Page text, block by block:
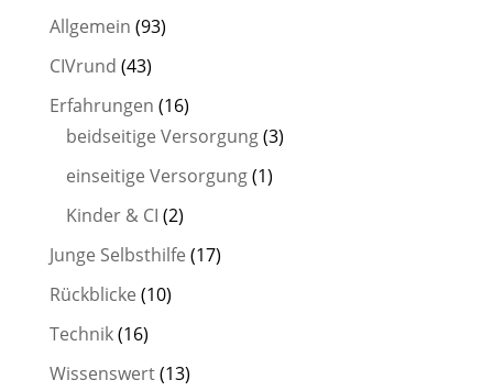
Allgemein (93)
CIVrund (43)
Erfahrungen (16)
beidseitige Versorgung(3)
einseitige Versorgung(1)
Kinder & CI (2)
Junge Selbsthilfe (17)
Rückblicke (10)
Technik(16)
Wissenswert(13)